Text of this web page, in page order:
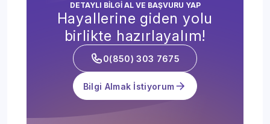
DETAYLI BİLGİ AL VE BAŞVURU YAP
Hayallerine giden yolu
birlikte hazırlayalım!
0(850) 303 7675
Bilgi Almak İstiyorum